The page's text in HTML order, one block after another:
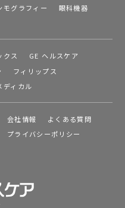
モグラフィー
眼科機器
クス
GE ヘルスケア
フィリップス
ディカル
会社情報
よくある質問
プライバシーポリシー